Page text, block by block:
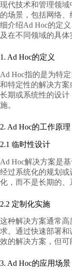
现代技术和管理领域
的场景，包括网络
细介绍Ad Hoc的定
及在不同领域的具体
1. Ad Hoc的定义
Ad Hoc指的是为特
和特定性的解决方
长期或系统性的设
施。
2. Ad Hoc的工作原理
2.1 临时性设计
Ad Hoc解决方案是
经过系统化的规划
化，而不是长期的、
2.2 定制化实施
这种解决方案通常
求。通过快速部署
效的解决方案，但可
3. Ad Hoc的应用场景